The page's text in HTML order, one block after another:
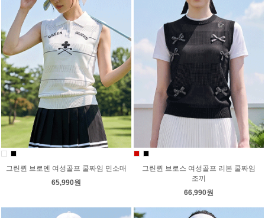
그린퀸 브로덴 여성골프 쿨짜임 민소매
65,990원
그린퀸 브로스 여성골프 리본 쿨짜임
조끼
66,990원